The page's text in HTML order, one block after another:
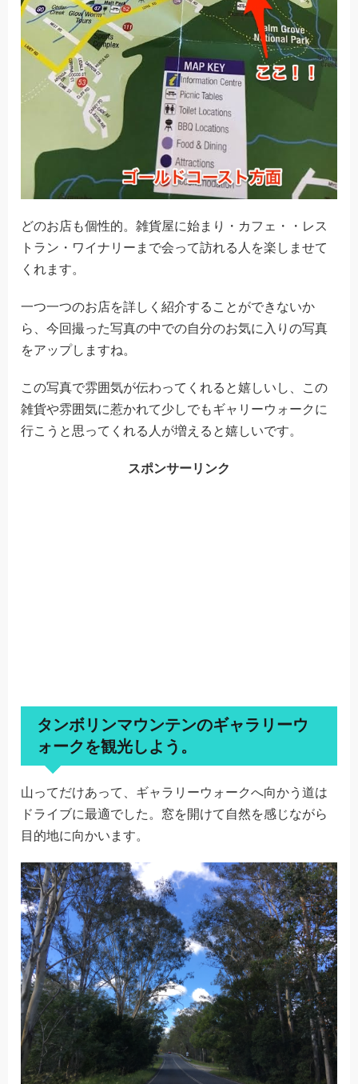
どのお店も個性的。雑貨屋に始まり・カフェ・・レス
トラン・ワイナリーまで会って訪れる人を楽しませて
くれます。
一つ一つのお店を詳しく紹介することができないか
ら、今回撮った写真の中での自分のお気に入りの写真
をアップしますね。
この写真で雰囲気が伝わってくれると嬉しいし、この
雑貨や雰囲気に惹かれて少しでもギャリーウォークに
行こうと思ってくれる人が増えると嬉しいです。
スポンサーリンク
タンボリンマウンテンのギャラリーウ
ォークを観光しよう。
山ってだけあって、ギャラリーウォークへ向かう道は
ドライブに最適でした。窓を開けて自然を感じながら
目的地に向かいます。